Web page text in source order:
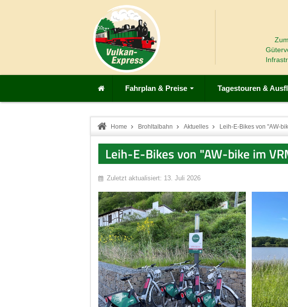
Fahrplan & Preise Tagestouren &
Home Brohltalbahn Aktuelles Leih-E-Bikes von "AW-
Leih-E-Bikes von "AW-bike im
Zuletzt aktualisiert: 13. Juli 2026